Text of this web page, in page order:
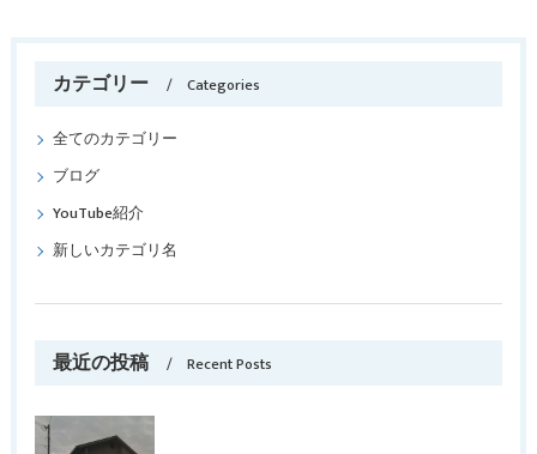
カテゴリー Categories
全てのカテゴリー
ブログ
YouTube紹介
新しいカテゴリ名
最近の投稿 Recent Posts